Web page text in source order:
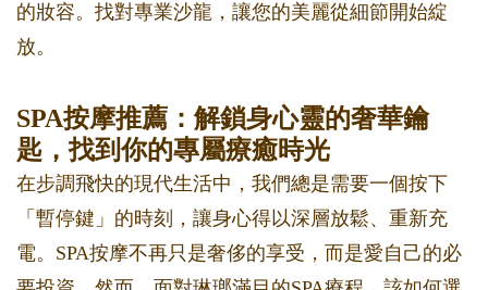
的妝容。找對專業沙龍，讓您的美麗從細節開始綻
放。
SPA按摩推薦：解鎖身心靈的奢華鑰
匙，找到你的專屬療癒時光
在步調飛快的現代生活中，我們總是需要一個按下
「暫停鍵」的時刻，讓身心得以深層放鬆、重新充
電。SPA按摩不再只是奢侈的享受，而是愛自己的必